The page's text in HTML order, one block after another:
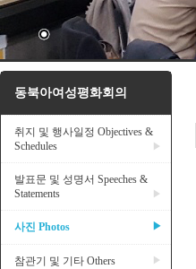
동북아여성평화회의
취지 및 행사일정 Objectives &
Schedules
▶
발표문 및 성명서 Speeches &
Statements
▶
사진 Photos ▶
참관기 및 기타 Others ▶